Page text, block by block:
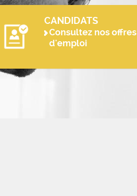
CANDIDATS
Consultez nos offres
d'emploi